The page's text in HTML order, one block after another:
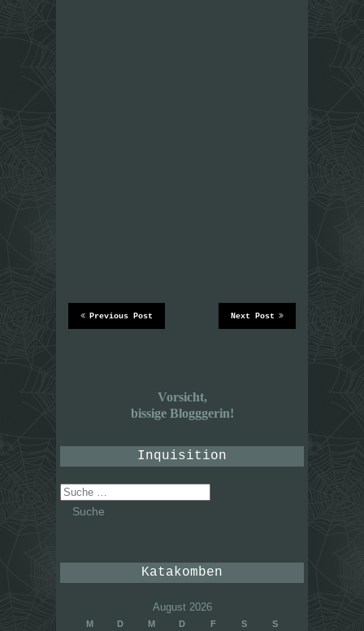
Next Post
Previous Post
Vorsicht,
bissige Blogggerin!
Inquisition
Suche
nach:
Katakomben
August 2026
M D M D F S S